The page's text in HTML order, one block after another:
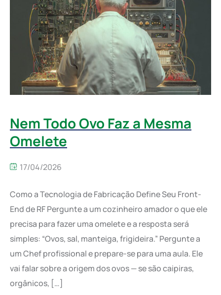
Nem Todo Ovo Faz a Mesma
Omelete
17/04/2026
Como a Tecnologia de Fabricação Define Seu Front-
End de RF Pergunte a um cozinheiro amador o que ele
precisa para fazer uma omelete e a resposta será
simples: “Ovos, sal, manteiga, frigideira.” Pergunte a
um Chef profissional e prepare-se para uma aula. Ele
vai falar sobre a origem dos ovos — se são caipiras,
orgânicos, […]